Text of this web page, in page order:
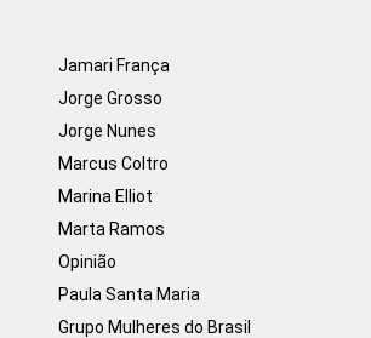
Jamari França
Jorge Grosso
Jorge Nunes
Marcus Coltro
Marina Elliot
Marta Ramos
Opinião
Paula Santa Maria
Grupo Mulheres do Brasil